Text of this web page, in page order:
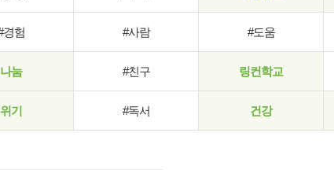
경험 #사람 #도움
나눔 #친구 링컨학교
위기 #독서 건강